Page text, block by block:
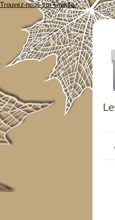
Trouvez-nous sur Google+